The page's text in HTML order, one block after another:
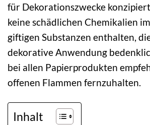
für Dekorationszwecke konzipiert
keine schädlichen Chemikalien
giftigen Substanzen enthalten,
dekorative Anwendung
bei allen Papierprodukten
offenen Flammen fernzuhalten.
Inhalt